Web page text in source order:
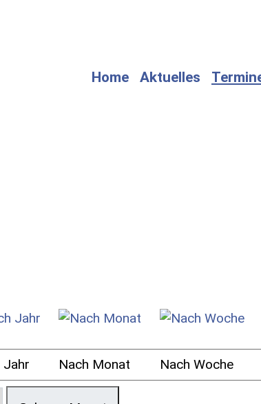
Home
Aktuelles
Jahr Nach Monat Nach Woche